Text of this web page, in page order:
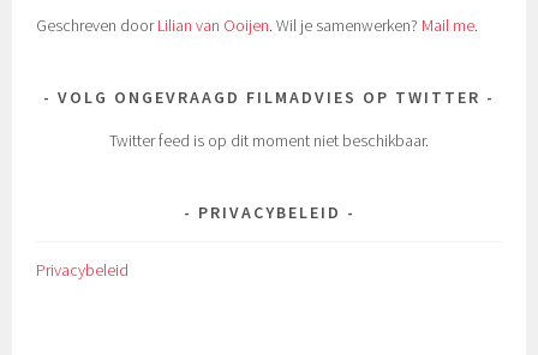
Geschreven doorLilian van Ooijen. Wil je samenwerken? Mail me.
VOLG ONGEVRAAGD FILMADVIES OP TWITTER
Twitter feed is op dit moment niet beschikbaar.
PRIVACYBELEID
Privacybeleid